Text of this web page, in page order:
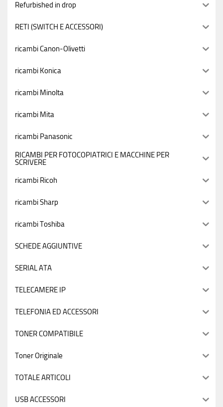
Refurbished in drop
RETI (SWITCH E ACCESSORI)
ricambi Canon-Olivetti
ricambi Konica
ricambi Minolta
ricambi Mita
ricambi Panasonic
RICAMBI PER FOTOCOPIATRICI E MACCHINE PER
SCRIVERE
ricambi Ricoh
ricambi Sharp
ricambi Toshiba
SCHEDE AGGIUNTIVE
SERIAL ATA
TELECAMERE IP
TELEFONIA ED ACCESSORI
TONER COMPATIBILE
Toner Originale
TOTALE ARTICOLI
USB ACCESSORI